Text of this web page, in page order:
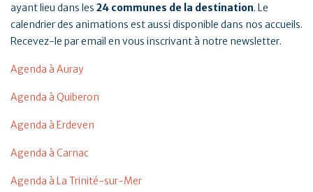
ayant lieu dans les 24 communes de la destination. Le
calendrier des animations est aussi disponible dans nos accueils.
Recevez-le par email en vous inscrivant à notre newsletter.
Agenda à Auray
Agenda à Quiberon
Agenda à Erdeven
Agenda à Carnac
Agenda à La Trinité-sur-Mer